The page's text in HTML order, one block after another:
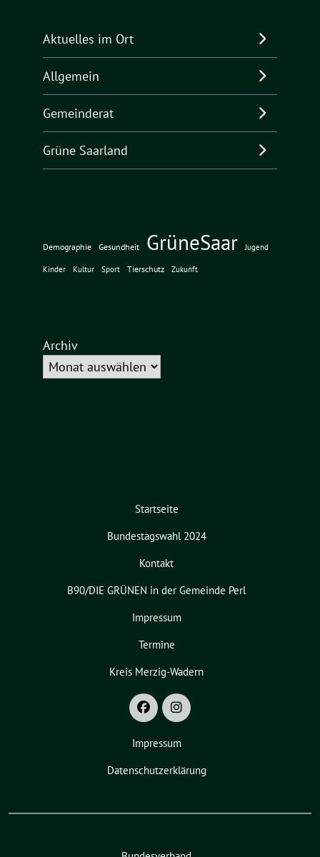
Aktuelles im Ort
Allgemein
Gemeinderat
Grüne Saarland
Demographie Gesundheit GrüneSaar Jugend
Kinder Kultur Sport Tierschutz Zukunft
Archiv
Startseite
Bundestagswahl 2024
Kontakt
B90/DIE GRÜNEN in der Gemeinde Perl
Impressum
Termine
Kreis Merzig-Wadern
Impressum
Datenschutzerklärung